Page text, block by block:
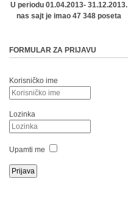
U periodu 01.04.2013- 31.12.2013.
nas sajt je imao 47 348 poseta
FORMULAR ZA PRIJAVU
Korisničko ime
Lozinka
Upamti me